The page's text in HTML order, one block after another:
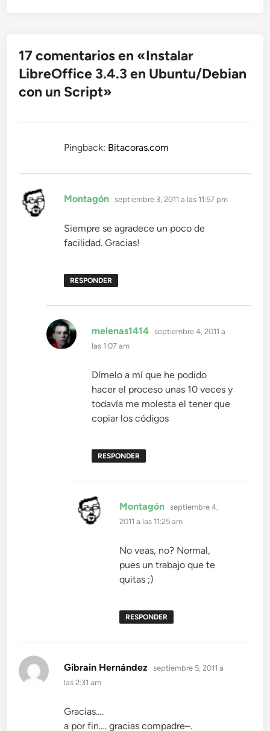
17 comentarios en «Instalar
LibreOffice 3.4.3 en Ubuntu/Debian
con un Script»
Pingback: Bitacoras.com
Montagón dice:
septiembre 3, 2011 a las 11:57 pm
Siempre se agradece un poco de
facilidad. Gracias!
RESPONDER
melenas1414 dice:
septiembre 4, 2011 a
las 1:07 am
Dímelo a mí que he podido
hacer el proceso unas 10 veces y
todavía me molesta el tener que
copiar los códigos
RESPONDER
Montagón dice:
septiembre 4,
2011 a las 11:25 am
No veas, no? Normal,
pues un trabajo que te
quitas ;)
RESPONDER
Gibrain Hernández dice:
septiembre 5, 2011 a
las 2:31 am
Gracias….
a por fin…. gracias compadre–.